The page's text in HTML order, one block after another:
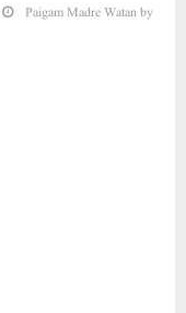
by
Paigam Madre Watan